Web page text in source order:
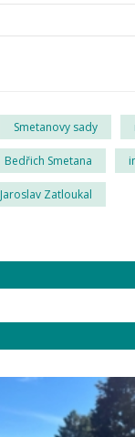
Smetanovy sady
Bedřich Smetana
Jaroslav Zatloukal